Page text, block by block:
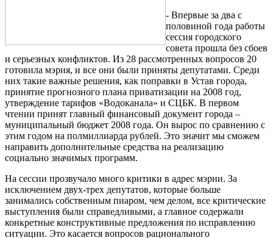
- Впервые за два с
половиной года работы
сессия городского
совета прошла без сбоев
и серьезных конфликтов. Из 28 рассмотренных вопросов 20
готовила мэрия, и все они были приняты депутатами. Среди
них такие важные решения, как поправки в Устав города,
принятие прогнозного плана приватизации на 2008 год,
утверждение тарифов «Водоканала» и СЦБК. В первом
чтении принят главный финансовый документ города –
муниципальный бюджет 2008 года. Он вырос по сравнению с
этим годом на полмиллиарда рублей. Это значит мы сможем
направить дополнительные средства на реализацию
социально значимых программ.
На сессии прозвучало много критики в адрес мэрии. За
исключением двух-трех депутатов, которые больше
занимались собственным пиаром, чем делом, все критические
выступления были справедливыми, а главное содержали
конкретные конструктивные предложения по исправлению
ситуации. Это касается вопросов рационального